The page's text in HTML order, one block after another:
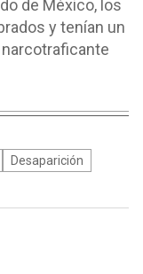
de México, los
y tenían un
Desaparición